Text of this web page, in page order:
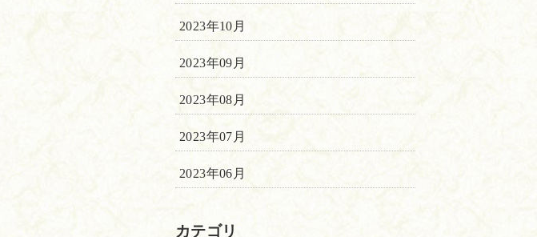
2023年10月
2023年09月
2023年08月
2023年07月
2023年06月
カテゴリ